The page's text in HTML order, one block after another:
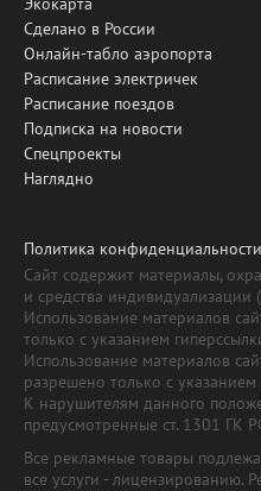
Сделано в России
Онлайн-табло аэропорта
Расписание электричек
Расписание поездов
Подписка на новости
Спецпроекты
Наглядно
Политика конфиденциальности
Сайт содержит материалы,
и средства
Использование материалов
только с указанием
Использование материалов
разрешено только с
К нарушителям данного
предусмотренные ст. 1301 ГК
Все рекламные товары
все услуги - лицензированию.